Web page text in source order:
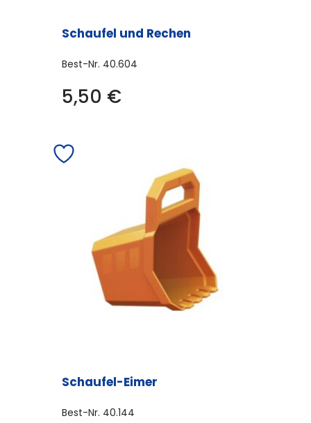
Schaufel und Rechen
Best-Nr. 40.604
5,50 €
Schaufel-Eimer
Best-Nr. 40.144